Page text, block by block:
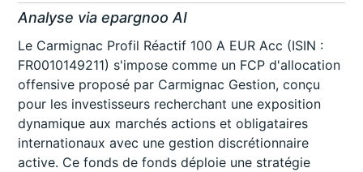
Analyse via epargnoo AI
Le Carmignac Profil Réactif 100 A EUR Acc (ISIN :
FR0010149211) s'impose comme un FCP d'allocation
offensive proposé par Carmignac Gestion, conçu
pour les investisseurs recherchant une exposition
dynamique aux marchés actions et obligataires
internationaux avec une gestion discrétionnaire
active. Ce fonds de fonds déploie une stratégie